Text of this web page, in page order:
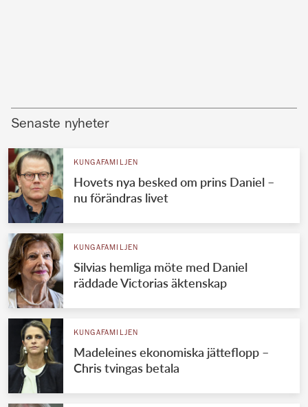
Senaste nyheter
KUNGAFAMILJEN
Hovets nya besked om prins Daniel –
nu förändras livet
KUNGAFAMILJEN
Silvias hemliga möte med Daniel
räddade Victorias äktenskap
KUNGAFAMILJEN
Madeleines ekonomiska jätteflopp –
Chris tvingas betala